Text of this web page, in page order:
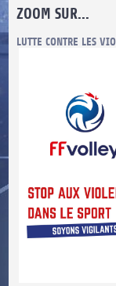
ZOOM SUR...
MA PETITE SPONSO